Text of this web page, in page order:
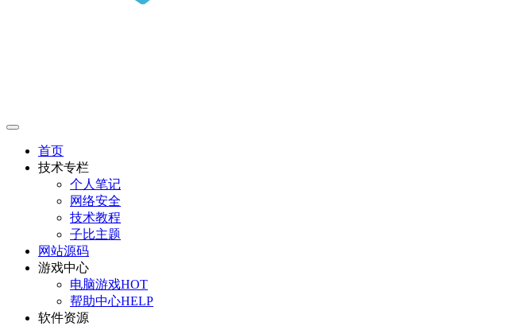
首页
技术专栏
个人笔记
网络安全
技术教程
子比主题
网站源码
游戏中心
电脑游戏HOT
帮助中心HELP
软件资源